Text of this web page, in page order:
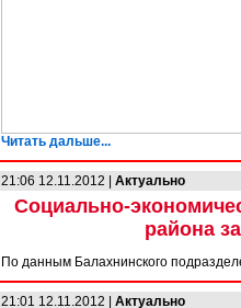
Читать дальше...
21:06 12.11.2012 | Актуально
Социально-
района
По данным Балахнинского
21:01 12.11.2012 | Актуально